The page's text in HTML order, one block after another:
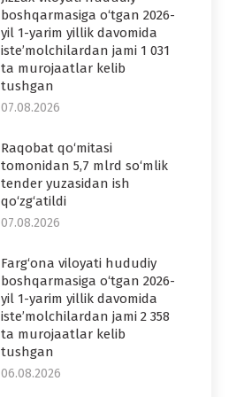
boshqarmasiga o‘tgan 2026-
yil 1-yarim yillik davomida
iste’molchilardan jami 1 031
ta murojaatlar kelib
tushgan
07.08.2026
Raqobat qo‘mitasi
tomonidan 5,7 mlrd so‘mlik
tender yuzasidan ish
qo‘zg‘atildi
07.08.2026
Farg‘ona viloyati hududiy
boshqarmasiga o‘tgan 2026-
yil 1-yarim yillik davomida
iste’molchilardan jami 2 358
ta murojaatlar kelib
tushgan
06.08.2026